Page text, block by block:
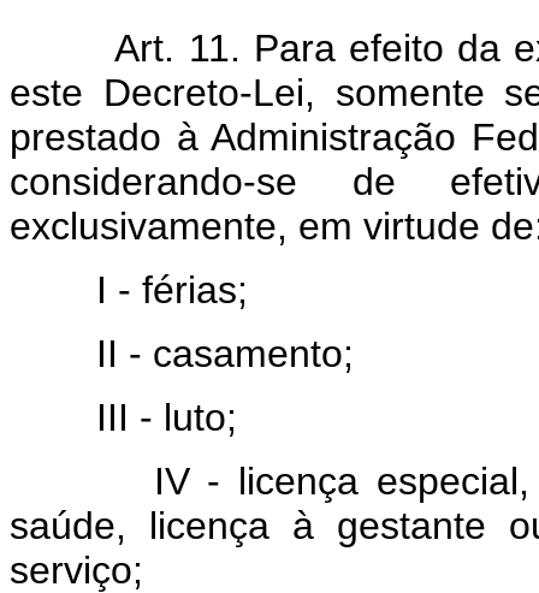
Art. 11. Para efeito da
este Decreto-Lei, somente
prestado à Administração
considerando-se de
exclusivamente, em virtude
I - férias;
II - casamento;
III - luto;
IV - licença especial,
saúde, licença à gestante
serviço;